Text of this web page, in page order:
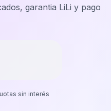
garantia LiLi y pago
sin interés